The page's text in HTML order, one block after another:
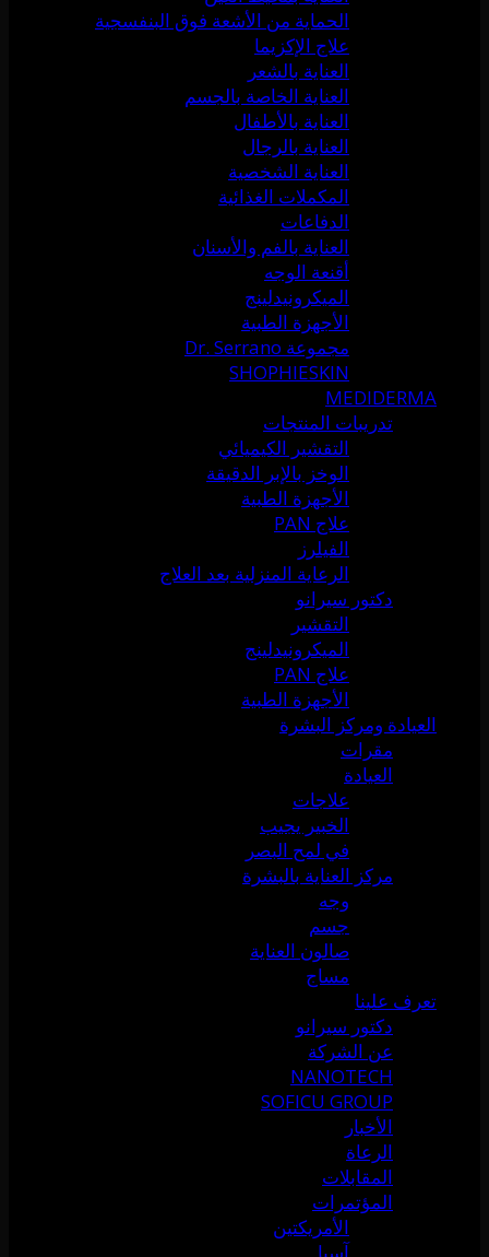
الحماية من الأشعة فوق البنفسجية
علاج الإكزيما
العناية بالشعر
العناية الخاصة بالجسم
العناية بالأطفال
العناية بالرجال
العناية الشخصية
المكملات الغذائية
الدفاعات
العناية بالفم والأسنان
أقنعة الوجه
الميكرونيدلينج
الأجهزة الطبية
مجموعة Dr. Serrano
SHOPHIESKIN
MEDIDERMA
تدريبات المنتجات
التقشير الكيميائي
الوخز بالإبر الدقيقة
الأجهزة الطبية
علاج PAN
الفيلرز
الرعاية المنزلية بعد العلاج
دكتور سيرانو
التقشير
الميكرونيدلينج
علاج PAN
الأجهزة الطبية
العيادة ومركز البشرة
مقرات
العيادة
علاجات
الخبير يجيب
في لمح البصر
مركز العناية بالبشرة
وجه
جسم
صالون العناية
مساج
تعرف علينا
دكتور سيرانو
عن الشركة
NANOTECH
SOFICU GROUP
الأخبار
الرعاة
المقابلات
المؤتمرات
الأمريكتين